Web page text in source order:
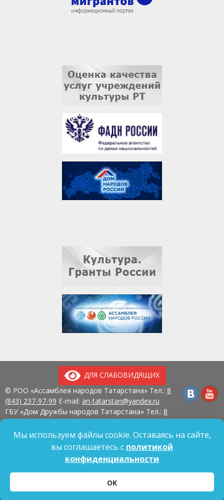
ДЛЯ СЛАБОВИДЯЩИХ
© РОО «Ассамблея народов Татарстана» Тел.: 8
(843) 237-97-99 E-mail: an-tatarstan@yandex.ru
ГБУ «Дом Дружбы народов Татарстана» Тел.: 8
420107, г. Казань, ул. Павлюхина, д. 57
Политика обработки персональных данных
Согласие на обработку персональных данных
Мы используем файлы cookie. Оставаясь на сайте,
вы соглашаетесь с политикой
конфиденциальности
OK